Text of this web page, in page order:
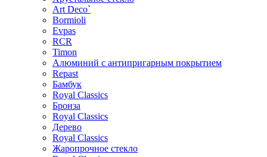
Art Deco`
Bormioli
Evpas
RCR
Timon
Алюминий с антипригарным покрытием
Repast
Бамбук
Royal Classics
Бронза
Royal Classics
Дерево
Royal Classics
Жаропрочное стекло